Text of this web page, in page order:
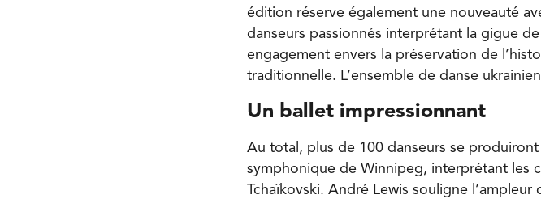
édition réserve également une nouveauté
danseurs passionnés interprétant la gigue
engagement envers la préservation de
traditionnelle. L’ensemble de danse
Un ballet impressionnant
Au total, plus de 100 danseurs se
symphonique de Winnipeg, interprétant les
Tchaïkovski. André Lewis souligne